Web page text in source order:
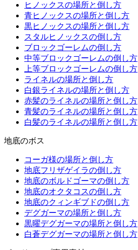
ヒノックスの場所と倒し方
青ヒノックスの場所と倒し方
黒ヒノックスの場所と倒し方
スタルヒノックスの倒し方
ブロックゴーレムの倒し方
中等ブロックゴーレムの倒し方
上等ブロックゴーレムの倒し方
ライネルの場所と倒し方
白銀ライネルの場所と倒し方
赤髪のライネルの場所と倒し方
青髪のライネルの場所と倒し方
白髪のライネルの場所と倒し方
地底のボス
コーガ様の場所と倒し方
地底フリザゲイラの倒し方
地底のボルドゴーマの倒し方
地底のオクタコスの倒し方
地底のクィンギブドの倒し方
デグガーマの場所と倒し方
黒曜デグガーマの場所と倒し方
白蒼デグガーマの場所と倒し方